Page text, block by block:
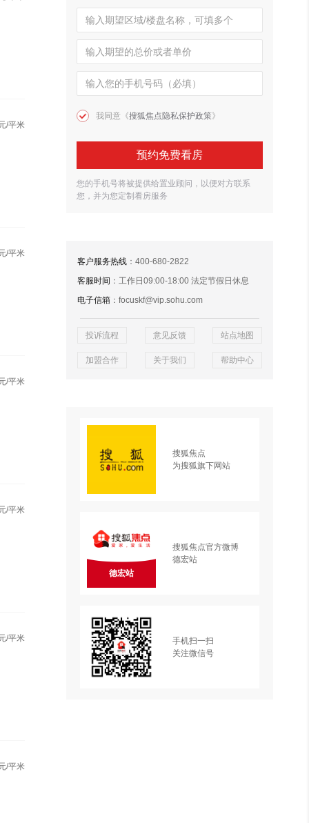
/平米
/平米
/平米
/平米
/平米
/平米
我同意《搜狐焦点隐私保护政策》
预约免费看房
您的手机号将被提供给置业顾问，以便对方联系
您，并为您定制看房服务
客户服务热线 ：400-680-2822
客服时间 ：工作日09:00-18:00 法定节假日休息
电子信箱 ：focuskf@vip.sohu.com
投诉流程 意见反馈 站点地图
加盟合作 关于我们 帮助中心
搜狐焦点
为搜狐旗下网站
德宏站
搜狐焦点官方微博
德宏站
手机扫一扫
关注微信号